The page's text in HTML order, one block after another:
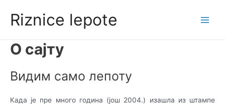
Riznice lepote
О сајту
Видим само лепоту
Када је пре много година (још 2004.) изашла из штампе